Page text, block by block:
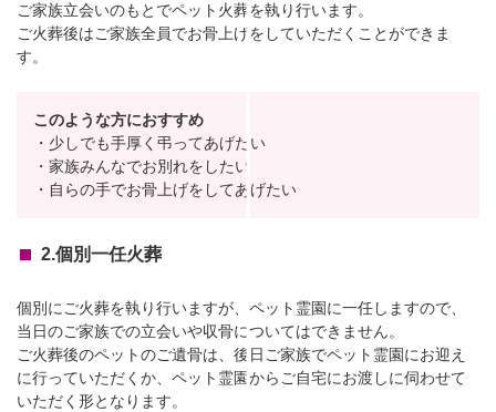
ご家族立会いのもとでペット火葬を執り行います。
ご火葬後はご家族全員でお骨上げをしていただくことができま
す。
このような方におすすめ
・少しでも手厚く弔ってあげたい
・家族みんなでお別れをしたい
・自らの手でお骨上げをしてあげたい
2.個別一任火葬
個別にご火葬を執り行いますが、ペット霊園に一任しますので、
当日のご家族での立会いや収骨についてはできません。
ご火葬後のペットのご遺骨は、後日ご家族でペット霊園にお迎え
に行っていただくか、ペット霊園からご自宅にお渡しに伺わせて
いただく形となります。